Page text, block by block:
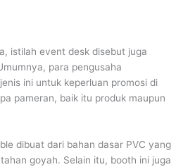
istilah event desk disebut juga
para pengusaha
ini untuk keperluan promosi di
pameran, baik itu produk maupun
dibuat dari bahan dasar PVC yang
goyah. Selain itu, booth ini juga